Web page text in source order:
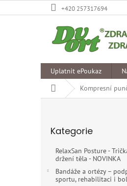
na
+420 257317694
Uplatnit ePoukaz
Domů
Kompresní
kategorie
Kategorie
RelaxSan Posture -
držení těla - NOVINKA
Bandáže a ortézy –
sportu, rehabilitaci i